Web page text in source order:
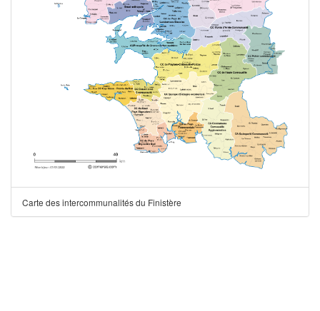
Carte des intercommunalités du Finistère